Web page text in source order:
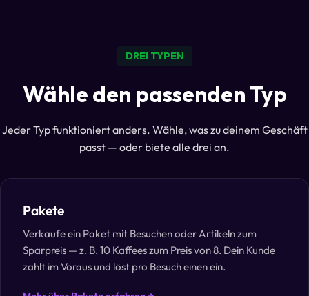
DREI TYPEN
Wähle den passenden Typ
Jeder Typ funktioniert anders. Wähle, was zu deinem Geschäft
passt — oder biete alle drei an.
Pakete
Verkaufe ein Paket mit Besuchen oder Artikeln zum
Sparpreis — z. B. 10 Kaffees zum Preis von 8. Dein Kunde
zahlt im Voraus und löst pro Besuch einen ein.